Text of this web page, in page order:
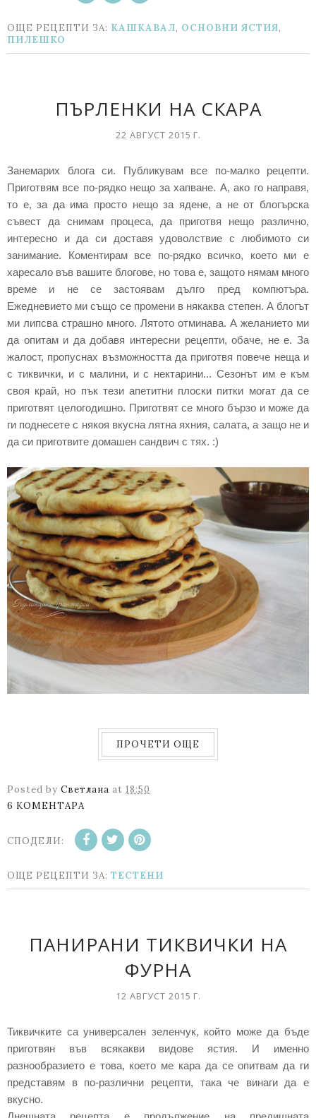
ОЩЕ РЕЦЕПТИ ЗА: КАШКАВАЛ, ОСНОВНИ ЯСТИЯ,
ПИЛЕШКО
ПЪРЛЕНКИ НА СКАРА
22 АВГУСТ 2015 Г.
Занемарих блога си. Публикувам все по-малко рецепти.
Приготвям все по-рядко нещо за хапване. А, ако го направя,
то е, за да има просто нещо за ядене, а не от блогърска
съвест да снимам процеса, да приготвя нещо различно,
интересно и да си доставя удоволствие с любимото си
занимание. Коментирам все по-рядко всичко, което ми е
харесало във вашите блогове, но това е, защото нямам много
време и не се застоявам дълго пред компютъра.
Ежедневието ми също се промени в някаква степен. А блогът
ми липсва страшно много. Лятото отминава. А желанието ми
да опитам и да добавя интересни рецепти, обаче, не е. За
жалост, пропуснах възможността да приготвя повече неща и
с тиквички, и с малини, и с нектарини... Сезонът им е към
своя край, но пък тези апетитни плоски питки могат да се
приготвят целогодишно. Приготвят се много бързо и може да
ги поднесете с някоя вкусна лятна яхния, салата, а защо не и
да си приготвите домашен сандвич с тях. :)
ПРОЧЕТИ ОЩЕ
Posted by Светлана at 18:50
6 КОМЕНТАРА
СПОДЕЛИ:
ОЩЕ РЕЦЕПТИ ЗА: ТЕСТЕНИ
ПАНИРАНИ ТИКВИЧКИ НА
ФУРНА
12 АВГУСТ 2015 Г.
Тиквичките са универсален зеленчук, който може да бъде
приготвян във всякакви видове ястия. И именно
разнообразието е това, което ме кара да се опитвам да ги
представям в по-различни рецепти, така че винаги да е
вкусно.